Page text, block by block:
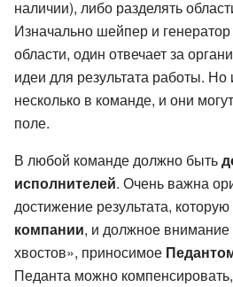
наличии), либо разделять
Изначально шейпер и
области, один отвечает за
идеи для результата работы.
несколько в команде, и они
поле.
В любой команде должно быть
исполнителей. Очень важна
достижение результата,
компании, и должное внимание
хвостов», приносимое
Педанта можно